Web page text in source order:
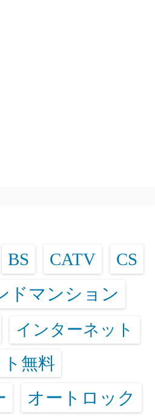
BS CATV CS
ドマンション
インターネット
無料
オートロック